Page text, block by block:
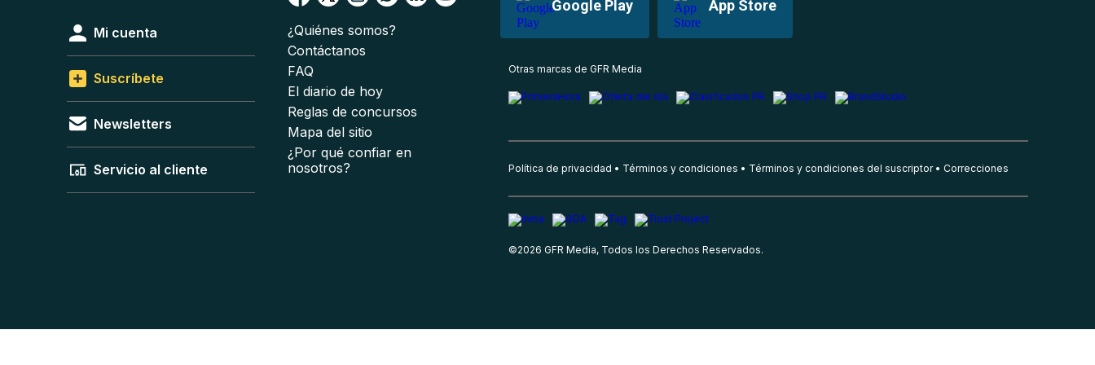
Google Play App Store
Mi cuenta
Suscríbete
Newsletters
Servicio al cliente
¿Quiénes somos?
Contáctanos
FAQ
El diario de hoy
Reglas de concursos
Mapa del sitio
¿Por qué confiar en
nosotros?
Otras marcas de GFR Media
Política de privacidad Términos y condiciones Términos y condiciones del suscriptor Correcciones
©2026 GFR Media, Todos los Derechos Reservados.